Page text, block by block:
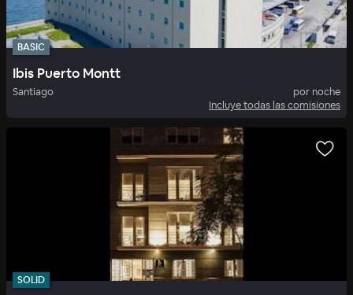
BASIC
Ibis Puerto Montt
Santiago
por noche
Incluye todas las comisiones
SOLID